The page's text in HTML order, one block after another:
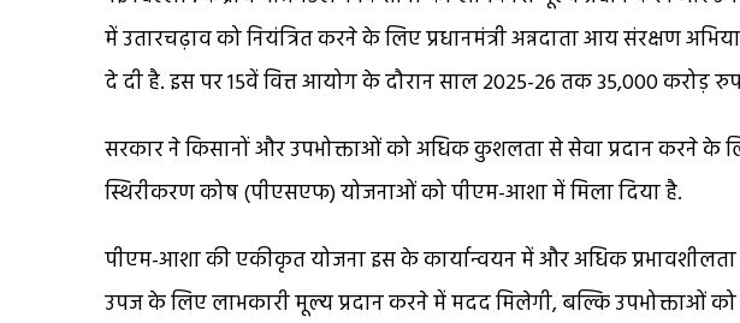
में उतारचढ़ाव को नियंत्रित करने के लिए प्रधानमंत्री अन्नदाता आय संरक्षण
दे दी है. इस पर 15वें वित्त आयोग के दौरान साल 2025-26 तक 35,000 करोड़
सरकार ने किसानों और उपभोक्ताओं को अधिक कुशलता से सेवा प्रदान करने के
स्थिरीकरण कोष (पीएसएफ) योजनाओं को पीएम-आशा में मिला दिया है.
पीएम-आशा की एकीकृत योजना इस के कार्यान्वयन में और अधिक
उपज के लिए लाभकारी मूल्य प्रदान करने में मदद मिलेगी, बल्कि उपभोक्ताओं